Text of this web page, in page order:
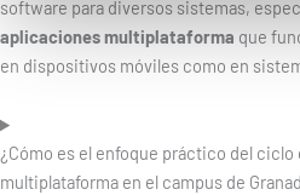
software para diversos sistemas,
aplicaciones multiplataforma que
en dispositivos móviles como en
¿Cómo es el enfoque práctico del
multiplataforma en el campus de